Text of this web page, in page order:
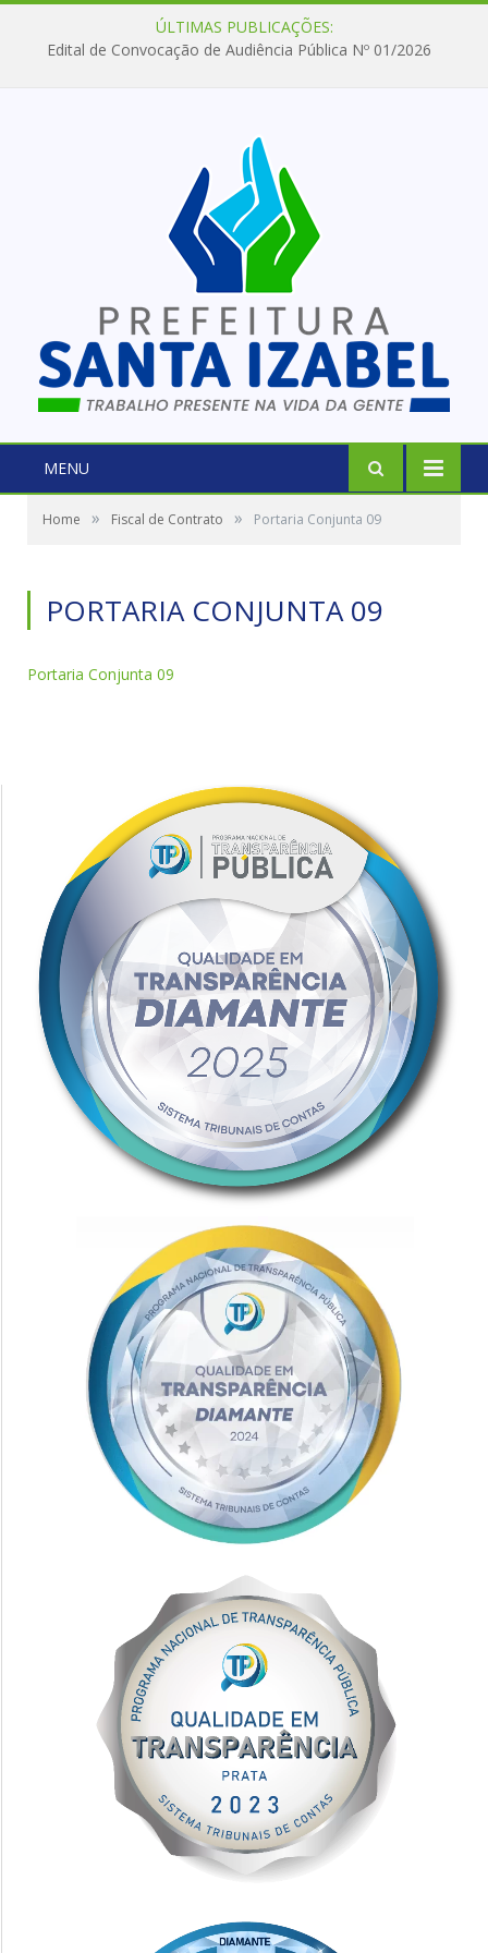
ÚLTIMAS PUBLICAÇÕES:
Edital de Convocação de Audiência Pública Nº 01/2026
MENU
Home » Fiscal de Contrato » Portaria Conjunta 09
PORTARIA CONJUNTA 09
Portaria Conjunta 09